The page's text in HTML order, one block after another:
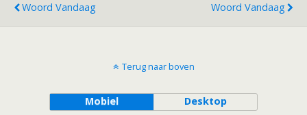
Woord Vandaag
Woord Vandaag
Terug naar boven
Mobiel Desktop